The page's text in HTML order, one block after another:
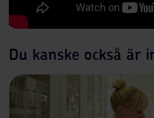
Du kanske också är